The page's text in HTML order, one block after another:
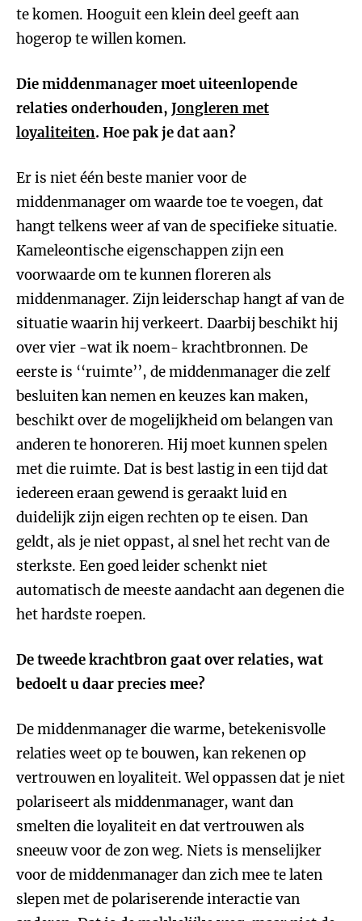
te komen. Hooguit een klein deel geeft aan
hogerop te willen komen.
Die middenmanager moet uiteenlopende
relaties onderhouden, Jongleren met
loyaliteiten. Hoe pak je dat aan?
Er is niet één beste manier voor de
middenmanager om waarde toe te voegen, dat
hangt telkens weer af van de specifieke situatie.
Kameleontische eigenschappen zijn een
voorwaarde om te kunnen floreren als
middenmanager. Zijn leiderschap hangt af van de
situatie waarin hij verkeert. Daarbij beschikt hij
over vier -wat ik noem- krachtbronnen. De
eerste is ‘‘ruimte’’, de middenmanager die zelf
besluiten kan nemen en keuzes kan maken,
beschikt over de mogelijkheid om belangen van
anderen te honoreren. Hij moet kunnen spelen
met die ruimte. Dat is best lastig in een tijd dat
iedereen eraan gewend is geraakt luid en
duidelijk zijn eigen rechten op te eisen. Dan
geldt, als je niet oppast, al snel het recht van de
sterkste. Een goed leider schenkt niet
automatisch de meeste aandacht aan degenen die
het hardste roepen.
De tweede krachtbron gaat over relaties, wat
bedoelt u daar precies mee?
De middenmanager die warme, betekenisvolle
relaties weet op te bouwen, kan rekenen op
vertrouwen en loyaliteit. Wel oppassen dat je niet
polariseert als middenmanager, want dan
smelten die loyaliteit en dat vertrouwen als
sneeuw voor de zon weg. Niets is menselijker
voor de middenmanager dan zich mee te laten
slepen met de polariserende interactie van